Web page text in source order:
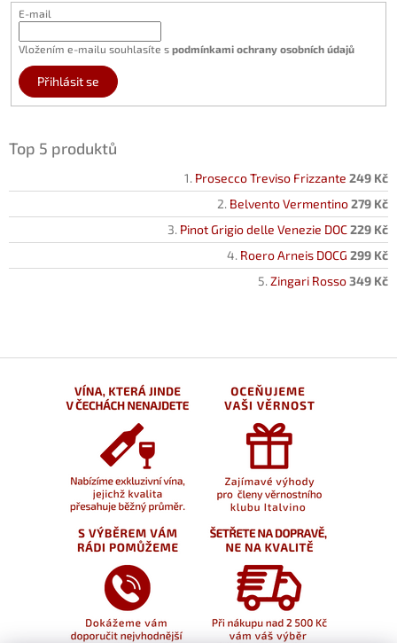
E-mail
Vložením e-mailu souhlasíte s podmínkami ochrany osobních údajů
Přihlásit se
Top 5 produktů
Prosecco Treviso Frizzante 249 Kč
Belvento Vermentino279 Kč
Pinot Grigio delle Venezie DOC229 Kč
Roero Arneis DOCG 299 Kč
Zingari Rosso349 Kč